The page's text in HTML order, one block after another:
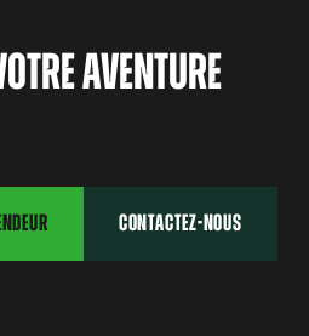
AVENTURE
CONTACTEZ-NOUS